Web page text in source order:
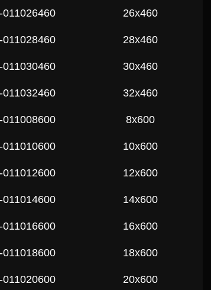
26x460
28x460
30x460
32x460
8x600
10x600
12x600
14x600
16x600
18x600
20x600